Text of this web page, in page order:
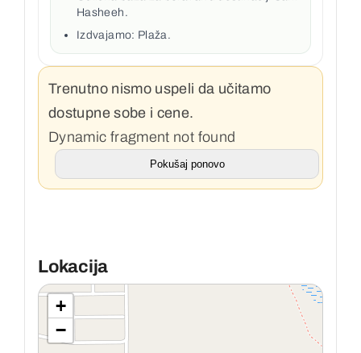
Hasheeh.
Izdvajamo: Plaža.
Trenutno nismo uspeli da učitamo
dostupne sobe i cene.
Dynamic fragment not found
Pokušaj ponovo
Lokacija
+
−